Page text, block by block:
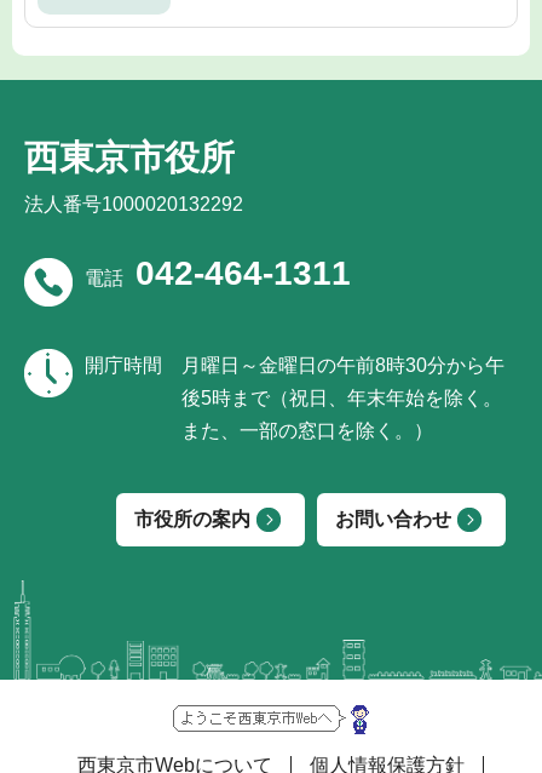
西東京市役所
法人番号1000020132292
電話 042-464-1311
開庁時間
月曜日～金曜日の午前8時30分から午
後5時まで（祝日、年末年始を除く。
また、一部の窓口を除く。）
市役所の案内 お問い合わせ
西東京市Webについて 個人情報保護方針